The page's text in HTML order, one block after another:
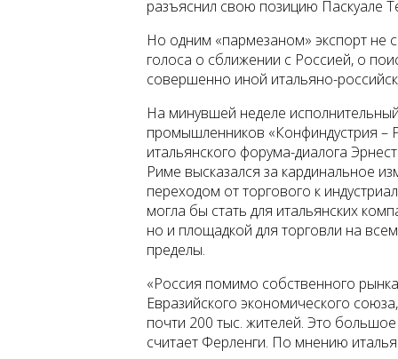
разъяснил свою позицию Паскуале
Но одним «пармезаном» экспорт не
голоса о сближении с Россией, о
совершенно иной итальяно-
На минувшей неделе
промышленников «Конфиндустрия –
итальянского форума-диалога
Риме высказался за кардинальное
переходом от торгового к
могла бы стать для итальянских
но и площадкой для торговли на
пределы.
«Россия помимо собственного
Евразийского экономического
почти 200 тыс. жителей. Это
считает Ферленги. По мнению